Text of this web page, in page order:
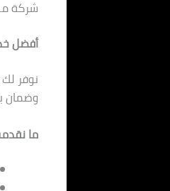
شركة
أفضل
نوفر
وضمان
ما